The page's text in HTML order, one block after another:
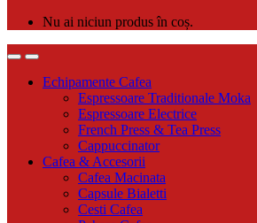
Nu ai niciun produs în coș.
Echipamente Cafea
Espressoare Traditionale Moka
Espressoare Electrice
French Press & Tea Press
Cappuccinator
Cafea & Accesorii
Cafea Macinata
Capsule Bialetti
Cesti Cafea